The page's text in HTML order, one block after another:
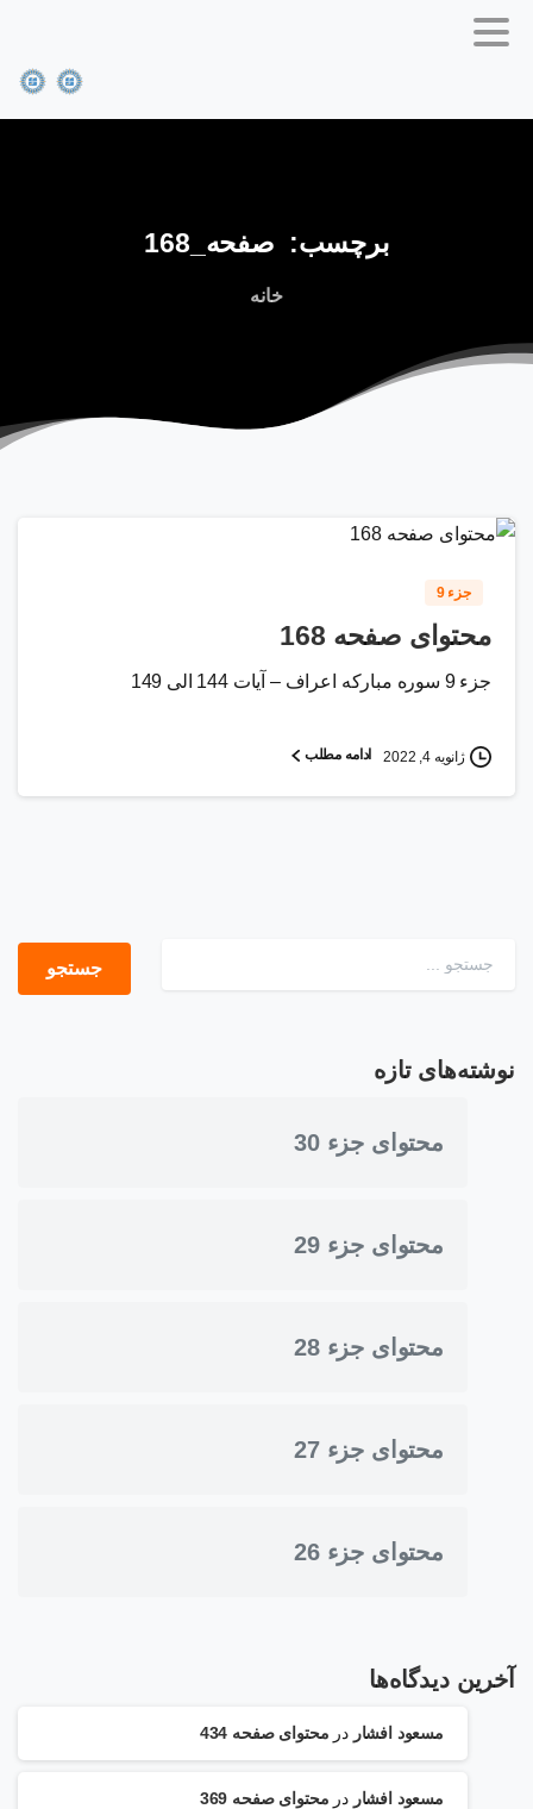
برچسب: صفحه_168
خانه
جزء 9
محتوای صفحه 168
جزء 9 سوره مبارکه اعراف – آیات 144 الی 149
ژانویه 4, 2022 ادامه مطلب
جستجو برای:
نوشته‌های تازه
محتوای جزء 30
محتوای جزء 29
محتوای جزء 28
محتوای جزء 27
محتوای جزء 26
آخرین دیدگاه‌ها
مسعود افشار در محتوای صفحه 434
مسعود افشار در محتوای صفحه 369